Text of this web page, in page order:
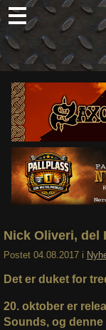
Skip
to
content
Søk
Nick Oliveri, del
Postet 04.08.2017 i
Det er duket for
20. oktober er
Sounds, og